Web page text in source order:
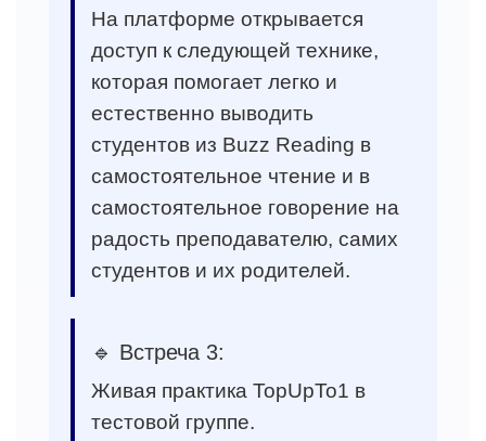
На платформе открывается
доступ к следующей технике,
которая помогает легко и
естественно выводить
студентов из Buzz Reading в
самостоятельное чтение и в
самостоятельное говорение на
радость преподавателю, самих
студентов и их родителей.
🔹 Встреча 3:
Живая практика TopUpTo1 в
тестовой группе.